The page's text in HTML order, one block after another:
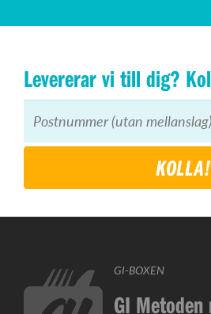
Levererar vi till dig?
KOLLA!
GI-BOXEN
GI Metoden